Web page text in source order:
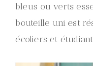
bleus ou verts
bouteille uni est
écoliers et